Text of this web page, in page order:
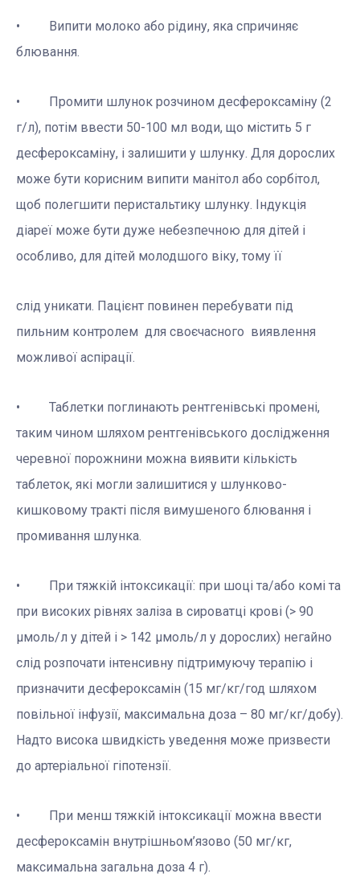
• Випити молоко або рідину, яка спричиняє
блювання.
• Промити шлунок розчином десфероксаміну (2
г/л), потім ввести 50-100 мл води, що містить 5 г
десфероксаміну, і залишити у шлунку. Для дорослих
може бути корисним випити манітол або сорбітол,
щоб полегшити перистальтику шлунку. Індукція
діареї може бути дуже небезпечною для дітей і
особливо, для дітей молодшого віку, тому її
слід уникати. Пацієнт повинен перебувати під
пильним контролем для своєчасного виявлення
можливої аспірації.
• Таблетки поглинають рентгенівські промені,
таким чином шляхом рентгенівського дослідження
черевної порожнини можна виявити кількість
таблеток, які могли залишитися у шлунково-
кишковому тракті після вимушеного блювання і
промивання шлунка.
• При тяжкій інтоксикації: при шоці та/або комі та
при високих рівнях заліза в сироватці крові (> 90
μмоль/л у дітей і > 142 μмоль/л у дорослих) негайно
слід розпочати інтенсивну підтримуючу терапію і
призначити десфероксамін (15 мг/кг/год шляхом
повільної інфузії, максимальна доза – 80 мг/кг/добу).
Надто висока швидкість уведення може призвести
до артеріальної гіпотензії.
• При менш тяжкій інтоксикації можна ввести
десфероксамін внутрішньом’язово (50 мг/кг,
максимальна загальна доза 4 г).